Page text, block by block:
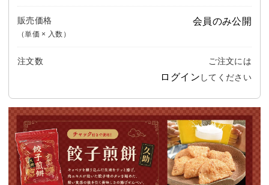
販売価格
（単価 × 入数）
会員のみ公開
注文数 ご注文には
ログイン してください